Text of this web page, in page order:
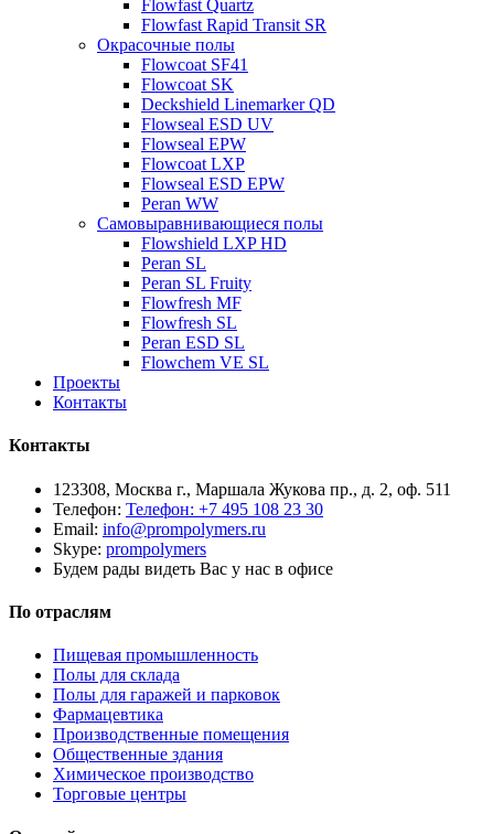
Flowfast Quartz
Flowfast Rapid Transit SR
Окрасочные полы
Flowcoat SF41
Flowcoat SK
Deckshield Linemarker QD
Flowseal ESD UV
Flowseal EPW
Flowcoat LXP
Flowseal ESD EPW
Peran WW
Самовыравнивающиеся полы
Flowshield LXP HD
Peran SL
Peran SL Fruity
Flowfresh MF
Flowfresh SL
Peran ESD SL
Flowchem VE SL
Проекты
Контакты
Контакты
123308, Москва г., Маршала Жукова пр., д. 2, оф. 511
Телефон: Телефон: +7 495 108 23 30
Email: info@prompolymers.ru
Skype: prompolymers
Будем рады видеть Вас у нас в офисе
По отраслям
Пищевая промышленность
Полы для склада
Полы для гаражей и парковок
Фармацевтика
Производственные помещения
Общественные здания
Химическое производство
Торговые центры